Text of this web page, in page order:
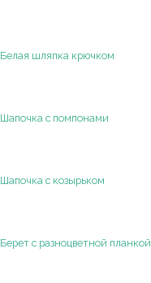
Белая шляпка крючком
Шапочка с помпонами
Шапочка с козырьком
Берет с разноцветной планкой